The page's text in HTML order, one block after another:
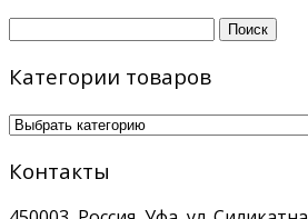
Категории товаров
Контакты